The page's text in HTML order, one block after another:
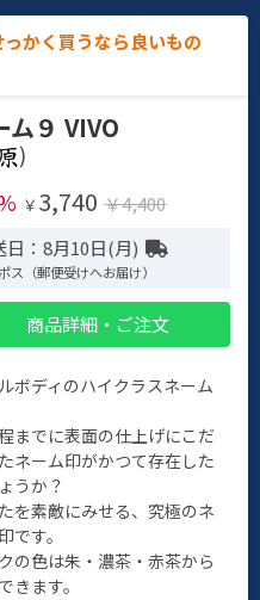
かく買うなら良いもの
ム９ VIVO
)
￥ 3,740 ￥4,400
日：8月10日(月)
ス（郵便受けへお届け）
商品詳細・ご注文
ボディのハイクラスネーム
までに表面の仕上げにこだ
ネーム印がかつて存在した
うか？
を素敵にみせる、究極のネ
です。
の色は朱・濃茶・赤茶から
きます。